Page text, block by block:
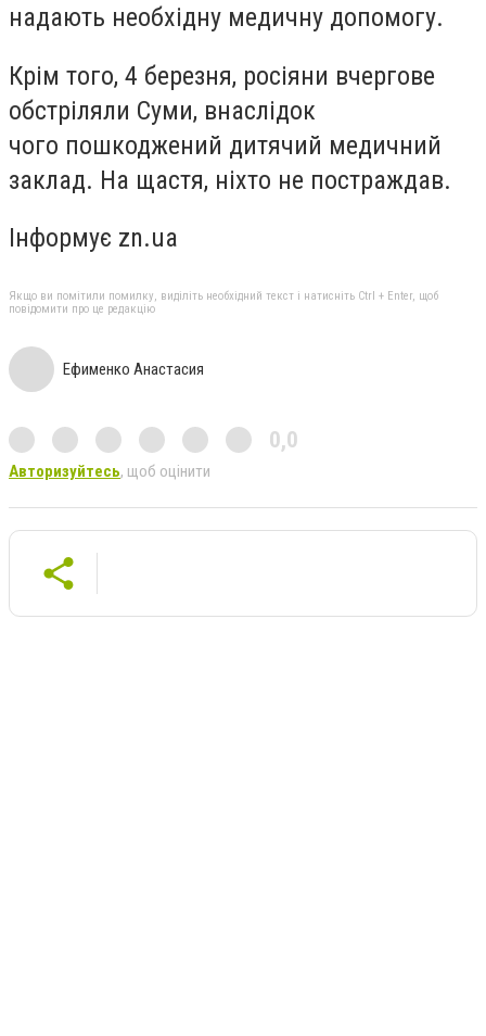
надають необхідну медичну допомогу.
Крім того, 4 березня, росіяни вчергове
обстріляли Суми, внаслідок
чого пошкоджений дитячий медичний
заклад. На щастя, ніхто не постраждав.
Інформує zn.ua
Якщо ви помітили помилку, виділіть необхідний текст і натисніть Ctrl + Enter, щоб
повідомити про це редакцію
Ефименко Анастасия
0,0
Авторизуйтесь, щоб оцінити